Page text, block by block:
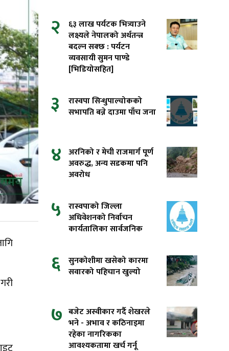
२
६३ लाख पर्यटक भित्र्याउने
लक्ष्यले नेपालको अर्थतन्त्र
बदल्न सक्छ : पर्यटन
व्यवसायी सुमन पाण्डे
[भिडियोसहित]
३
रास्वपा सिन्धुपाल्चोकको
सभापति बन्ने दाउमा पाँच जना
४ अरनिको र मेची राजमार्ग पूर्ण
अवरुद्ध, अन्य सडकमा पनि
अवरोध
५ रास्वपाको जिल्ला
अधिवेशनको निर्वाचन
कार्यतालिका सार्वजनिक
६ सुनकोशीमा खसेको कारमा
सवारको पहिचान खुल्यो
७ बजेट अस्वीकार गर्दै शेखरले
भने - अभाव र कठिनाइमा
रहेका नागरिकका
आवश्यकतामा खर्च गर्नू